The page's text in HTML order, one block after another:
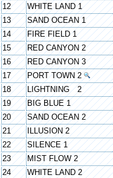
12
WHITE LAND 1
13
SAND OCEAN 1
14
FIRE FIELD 1
15
RED CANYON 2
16
RED CANYON 3
17
PORT TOWN 2
18
LIGHTNING 2
19
BIG BLUE 1
20
SAND OCEAN 2
21
ILLUSION 2
22
SILENCE 1
23
MIST FLOW 2
24
WHITE LAND 2